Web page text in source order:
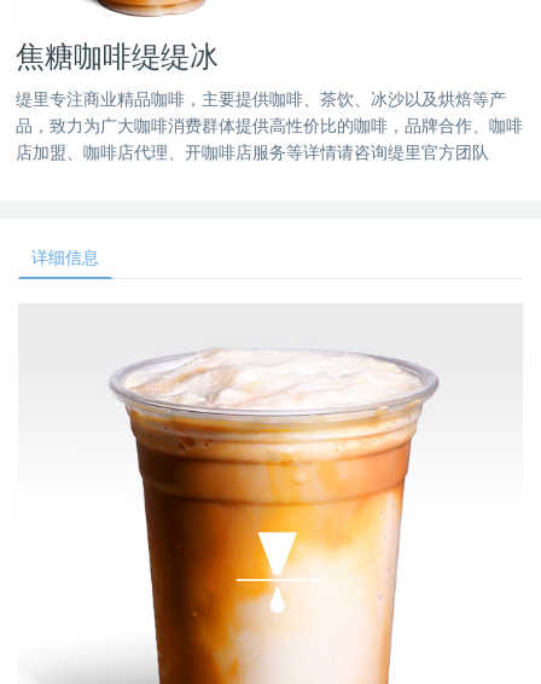
焦糖咖啡缇缇冰
缇里专注商业精品咖啡，主要提供咖啡、茶饮、冰沙以及烘焙等产
品，致力为广大咖啡消费群体提供高性价比的咖啡，品牌合作、咖啡
店加盟、咖啡店代理、开咖啡店服务等详情请咨询缇里官方团队
详细信息